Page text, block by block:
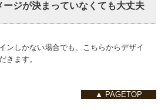
ージが決まっていなくても大丈夫
ンしかない場合でも、こちらからデザイ
きます。
▲ PAGETOP